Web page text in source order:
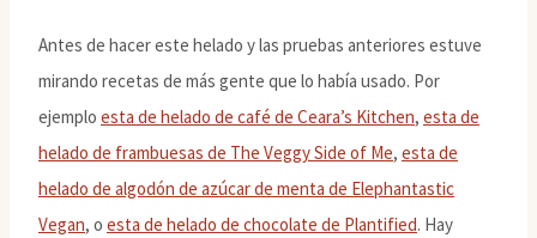
Antes de hacer este helado y las pruebas anteriores estuve
mirando recetas de más gente que lo había usado. Por
ejemplo esta de helado de café de Ceara’s Kitchen, esta de
helado de frambuesas de The Veggy Side of Me, esta de
helado de algodón de azúcar de menta de Elephantastic
Vegan, o esta de helado de chocolate de Plantified. Hay